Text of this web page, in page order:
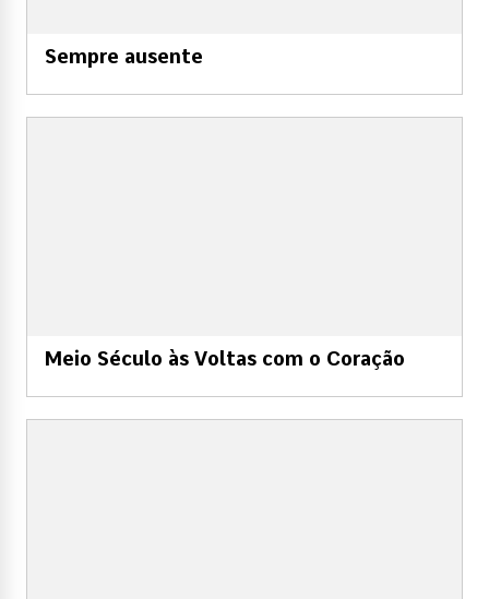
Sempre ausente
Meio Século às Voltas com o Coração